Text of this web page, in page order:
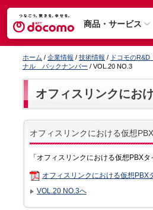
商品・サービス
ホーム / 企業情報 / 技術情報 / ドコモのR&D
ナル バックナンバー / VOL.20 NO.3
オフィスリンクにお
オフィスリンクにおける仮想
「オフィスリンクにおける仮想PBX
オフィスリンクにおける仮想PBX
VOL.20 NO.3へ